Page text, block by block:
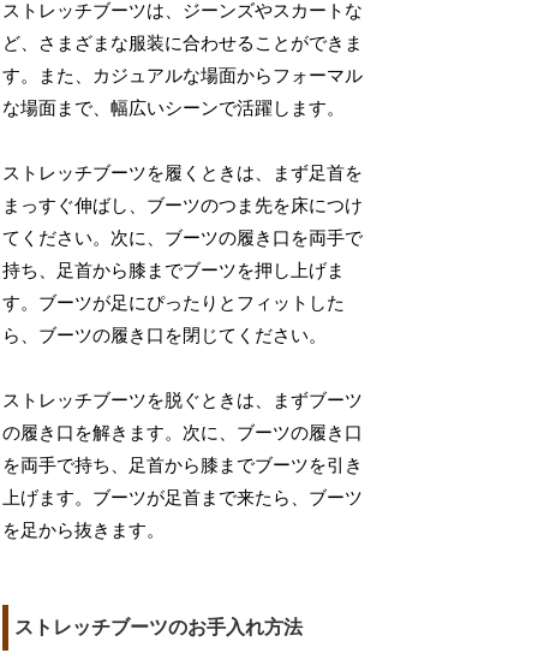
ストレッチブーツは、ジーンズやスカートな
ど、さまざまな服装に合わせることができま
す。また、カジュアルな場面からフォーマル
な場面まで、幅広いシーンで活躍します。
ストレッチブーツを履くときは、まず足首を
まっすぐ伸ばし、ブーツのつま先を床につけ
てください。次に、ブーツの履き口を両手で
持ち、足首から膝までブーツを押し上げま
す。ブーツが足にぴったりとフィットした
ら、ブーツの履き口を閉じてください。
ストレッチブーツを脱ぐときは、まずブーツ
の履き口を解きます。次に、ブーツの履き口
を両手で持ち、足首から膝までブーツを引き
上げます。ブーツが足首まで来たら、ブーツ
を足から抜きます。
ストレッチブーツのお手入れ方法